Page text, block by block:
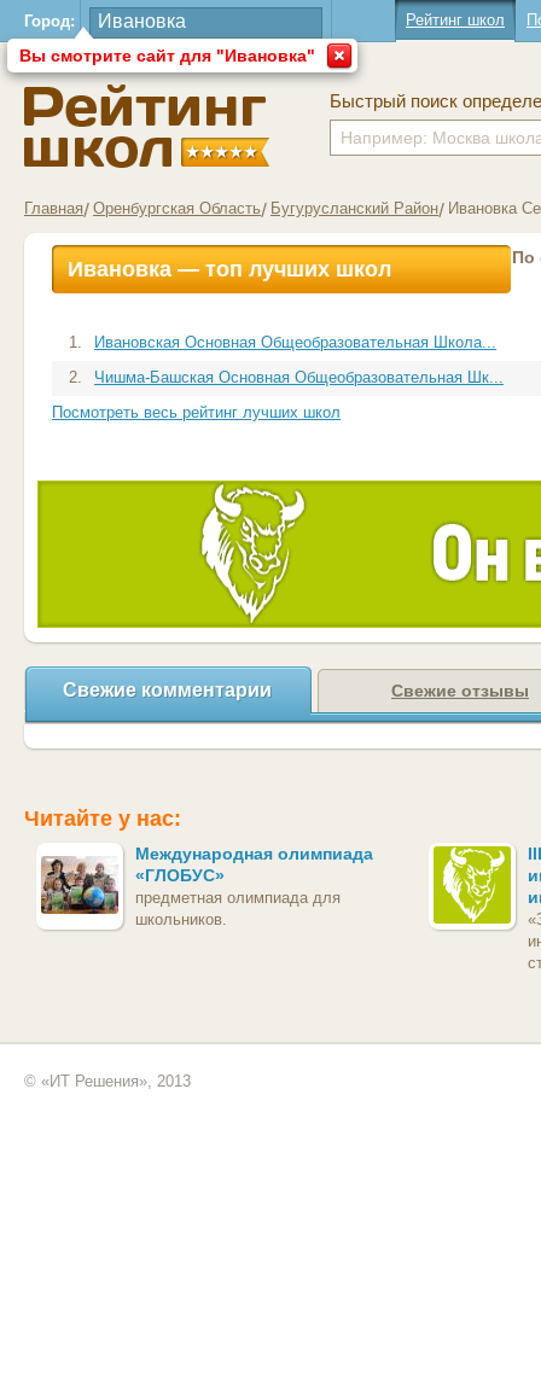
Город:
Вы смотрите сайт для "Ивановка"
Рейтинг школ
Быстрый поиск
Главная Оренбургская Область Бугурусланский Район Ивановка
Ивановка — топ лучших школ По
1.
Ивановская Основная Общеобразовательная Школа...
2.
Чишма-Башская Основная Общеобразовательная Шк...
Посмотреть весь рейтинг лучших школ
Свежие комментарии Свежие отзывы
Читайте у нас:
Международная олимпиада
«ГЛОБУС»
предметная олимпиада для
школьников.
© «ИТ Решения», 2013